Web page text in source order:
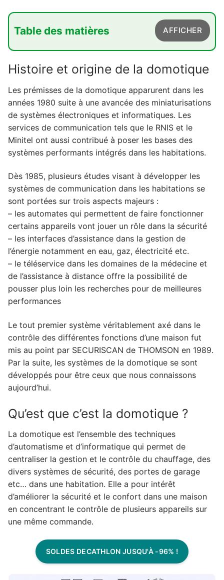
Table des matières AFFICHER
2. Qu'est que c'est la domotique ?
3. Quel prix pour bien équiper une maison en
domotique ?
4. L'utilisation de la domotique en France
Histoire et origine de la domotique
Les prémisses de la domotique apparurent dans les
années 1980 suite à une avancée des miniaturisations
de systèmes électroniques et informatiques. Les
services de communication tels que le RNIS et le
Minitel ont aussi contribué à poser les bases des
systèmes performants intégrés dans les habitations.
Dès 1985, plusieurs études visant à développer les
systèmes de communication dans les habitations se
sont portées sur trois aspects majeurs :
– les automates qui permettent de faire fonctionner
certains appareils vont jouer un rôle dans la sécurité
– les interfaces d’assistance dans la gestion de
l’énergie notamment en eau, gaz, électricité etc.
– le téléservice dans les domaines de la médecine et
de l’assistance à distance offre la possibilité de
pousser plus loin les recherches pour de meilleures
performances
Le tout premier système véritablement axé dans le
contrôle des différentes fonctions d’une maison fut
mis au point par SECURISCAN de THOMSON en 1989.
Par la suite, les systèmes de la domotique se sont
développés pour être ceux que nous connaissons
aujourd’hui.
Qu’est que c’est la domotique ?
La domotique est l’ensemble des techniques
d’automatisme et d’informatique qui permet de
centraliser la gestion et le contrôle du chauffage, des
divers systèmes de sécurité, des portes de garage
etc… dans une habitation. Elle a pour intérêt
d’améliorer la sécurité et le confort dans une maison
en concentrant le contrôle de plusieurs appareils sur
une même commande.
SOLDES DECATHLON JUSQU'À -96% !